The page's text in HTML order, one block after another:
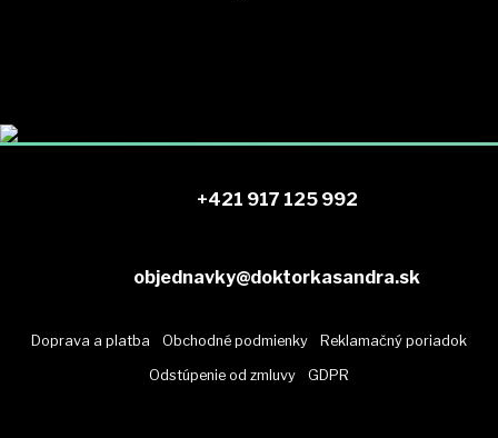
+421 917 125 992
objednavky@doktorkasandra.sk
Doprava a platba Obchodné podmienky Reklamačný poriadok
Odstúpenie od zmluvy GDPR